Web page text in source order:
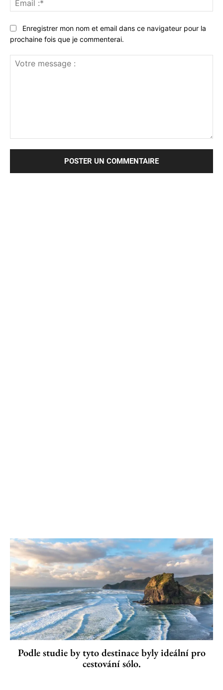
:*
Enregistrer mon nom et email dans ce navigateur pour la
prochaine fois que je commenterai.
Podle studie by tyto destinace byly ideální pro
cestování sólo.